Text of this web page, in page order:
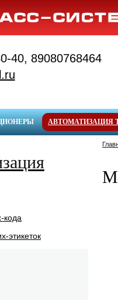
40, 89080768464
АВТОМАТИЗАЦИЯ
кода
этикеток